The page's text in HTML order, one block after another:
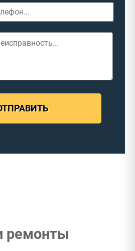
ремонты